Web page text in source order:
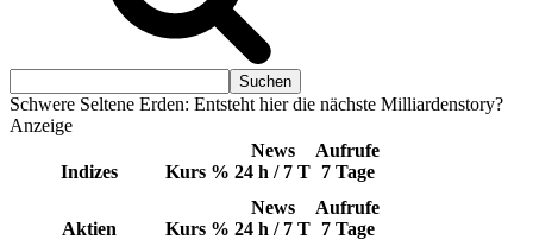
Schwere Seltene Erden: Entsteht hier die nächste Milliardenstory?
Anzeige
Indizes Kurs %
News
24 h / 7 T
Aufrufe
7 Tage
Aktien Kurs %
News
24 h / 7 T
Aufrufe
7 Tage